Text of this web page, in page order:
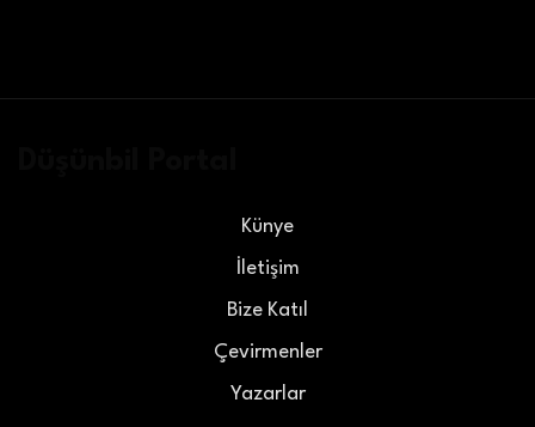
Künye
İletişim
Bize Katıl
Çevirmenler
Yazarlar